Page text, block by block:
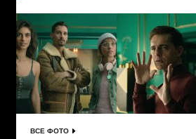
ВСЕ ФОТО